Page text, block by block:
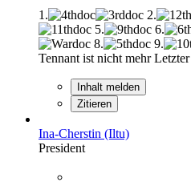
1.
2.
5.
6.
8.
9.
Tennant ist nicht mehr Letzter
Inhalt melden
Zitieren
Ina-Cherstin (Iltu)
President